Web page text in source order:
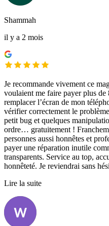
Shammah
il y a 2 mois
Je recommande vivement ce
voulaient me faire payer plus
remplacer l’écran de mon
vérifier correctement le
petit bug et quelques
ordre… gratuitement !
personnes aussi honnêtes et
payer une réparation inutile
transparents. Service au top,
honnêteté. Je reviendrai sans
Lire la suite